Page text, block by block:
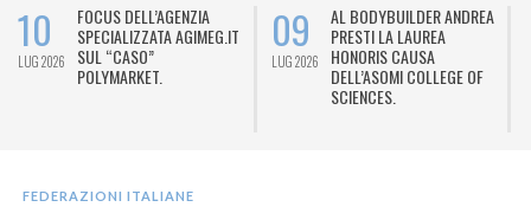
10
LUG 2026
FOCUS DELL’AGENZIA
SPECIALIZZATA AGIMEG.IT
SUL “CASO”
POLYMARKET.
09
LUG 2026
AL BODYBUILDER ANDREA
PRESTI LA LAUREA
HONORIS CAUSA
DELL’ASOMI COLLEGE OF
SCIENCES.
FEDERAZIONI ITALIANE